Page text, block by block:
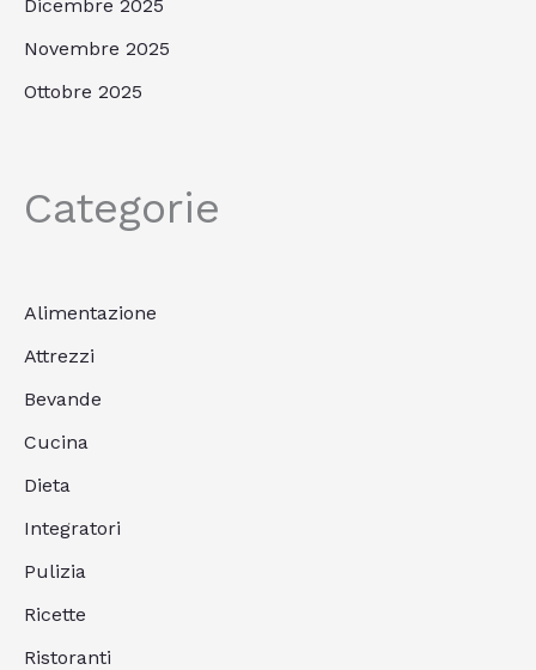
Dicembre 2025
Novembre 2025
Ottobre 2025
Categorie
Alimentazione
Attrezzi
Bevande
Cucina
Dieta
Integratori
Pulizia
Ricette
Ristoranti